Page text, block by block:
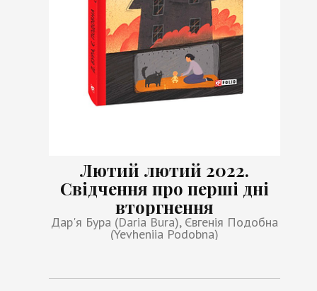
Лютий лютий 2022.
Свідчення про перші дні
вторгнення
Дар'я Бура (Daria Bura), Євгенія Подобна
(Yevheniia Podobna)